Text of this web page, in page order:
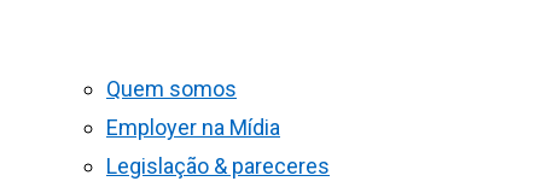
Quem somos
Employer na Mídia
Legislação & pareceres